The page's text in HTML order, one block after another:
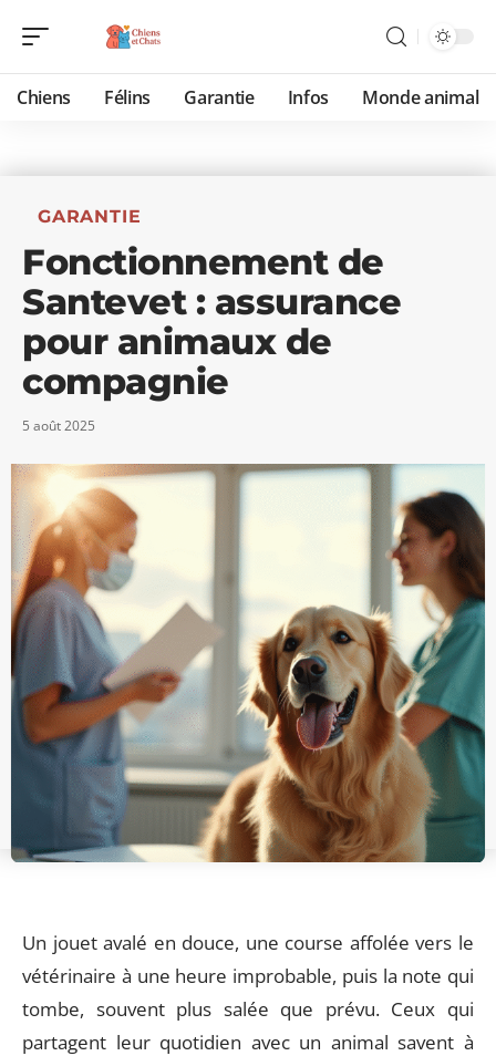
Chiens Félins Garantie Infos Monde animal
GARANTIE
Fonctionnement de
Santevet : assurance
pour animaux de
compagnie
5 août 2025
Un jouet avalé en douce, une course affolée vers le
vétérinaire à une heure improbable, puis la note qui
tombe, souvent plus salée que prévu. Ceux qui
partagent leur quotidien avec un animal savent à